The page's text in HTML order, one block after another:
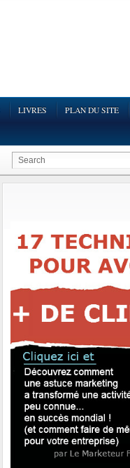
LIVRES PLAN DU SITE